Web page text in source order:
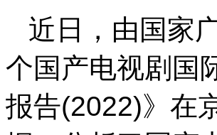
近日，由国家
个国产电视剧
报告(2022)》在